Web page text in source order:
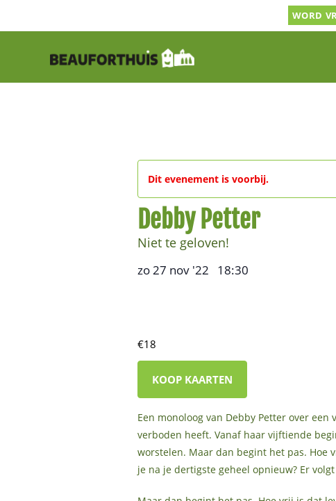
WORD
Dit evenement is voorbij.
Debby Petter
Niet te geloven!
zo 27 nov '22 18:30
€18
KOOP KAARTEN
Een monoloog van Debby Petter over
verboden heeft. Vanaf haar vijftiende
worstelen. Maar dan begint het pas. Hoe
je na je dertigste geheel opnieuw? Er